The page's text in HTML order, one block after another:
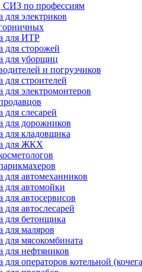
СИЗ по профессиям
электриков
для ИТР
для сторожей
для уборщиц
и погрузчиков
строителей
электромонтеров
слесарей
для дорожников
для кладовщика
для ЖКХ
для автомеханников
для автомойки
автосервисов
автослесарей
для бетонщика
для маляров
для мясокомбината
для нефтяников
операторов котельной